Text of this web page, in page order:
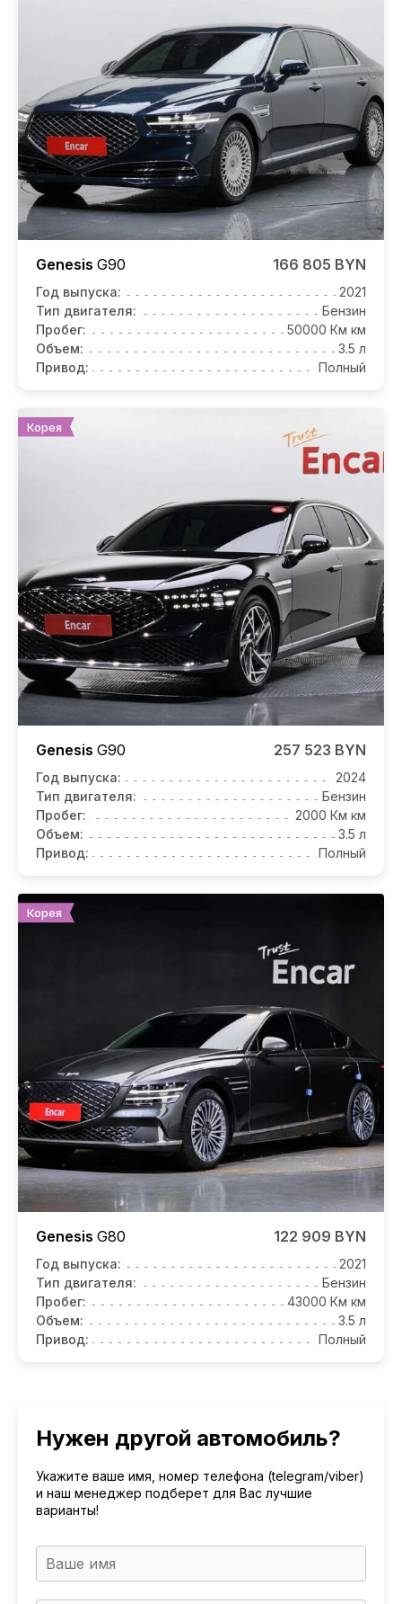
Genesis G90 166 805 BYN
Год выпуска:
2021
Тип двигателя:
Бензин
Пробег:
50000 Км км
Объем:
3.5 л
Привод:
Полный
Корея
Genesis G90 257 523 BYN
Год выпуска:
2024
Тип двигателя:
Бензин
Пробег:
2000 Км км
Объем:
3.5 л
Привод:
Полный
Корея
Genesis G80 122 909 BYN
Год выпуска:
2021
Тип двигателя:
Бензин
Пробег:
43000 Км км
Объем:
3.5 л
Привод:
Полный
Нужен другой автомобиль?
Укажите ваше имя, номер телефона (telegram/viber)
и наш менеджер подберет для Вас лучшие
варианты!